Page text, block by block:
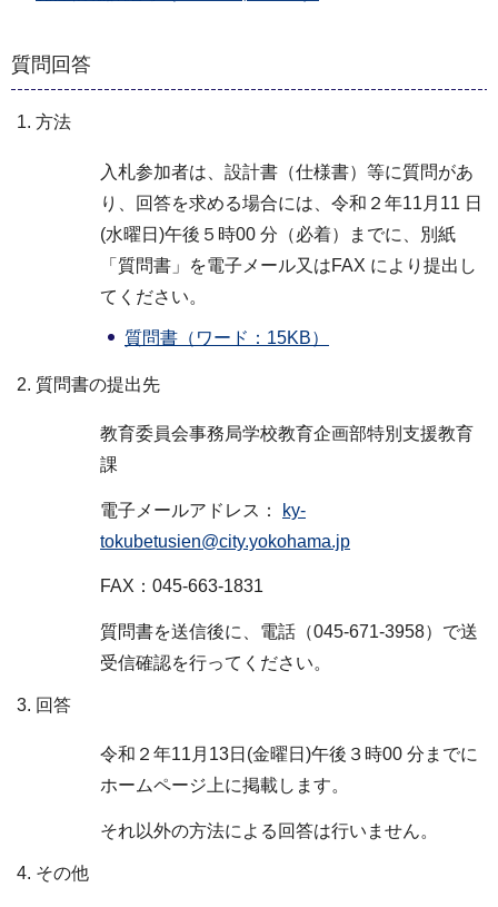
質問回答
方法
入札参加者は、設計書（仕様書）等に質問があ
り、回答を求める場合には、令和２年11月11 日
(水曜日)午後５時00 分（必着）までに、別紙
「質問書」を電子メール又はFAX により提出し
てください。
質問書（ワード：15KB）
質問書の提出先
教育委員会事務局学校教育企画部特別支援教育
課
電子メールアドレス：
ky-
tokubetusien@city.yokohama.jp
FAX：045-663-1831
質問書を送信後に、電話（045-671-3958）で送
受信確認を行ってください。
回答
令和２年11月13日(金曜日)午後３時00 分までに
ホームページ上に掲載します。
それ以外の方法による回答は行いません。
その他